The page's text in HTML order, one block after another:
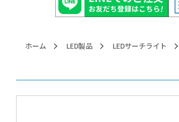
ホーム LED製品 LEDサーチライト